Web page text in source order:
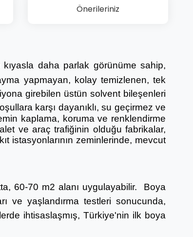
Önerileriniz
kıyasla daha parlak görünüme sahip,
yapmayan, kolay temizlenen, tek
girebilen üstün solvent bileşenleri
karşı dayanıklı, su geçirmez ve
kaplama, koruma ve renklendirme
ve araç trafiğinin olduğu fabrikalar,
istasyonlarının zeminlerinde, mevcut
60-70 m2 alanı uygulayabilir. Boya
ve yaşlandırma testleri sonucunda,
ihtisaslaşmış, Türkiye'nin ilk boya